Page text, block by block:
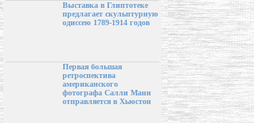
Выставка в Глиптотеке
предлагает скульптурную
одиссею 1789-1914 годов
Первая большая
ретроспектива
американского
фотографа Салли Манн
отправляется в Хьюстон